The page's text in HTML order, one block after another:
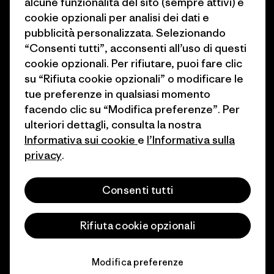
Come finanziamo
Buoni regalo
Trova un negozio
Programma di affiliazione
Patagonia Svizzera Mappa del
sito
© 2026 Patagonia, Inc. All Rights Reserved.
italiano
cookie opzionali per analisi dei dati e
pubblicità personalizzata. Selezionando
“Consenti tutti”, acconsenti all’uso di questi
cookie opzionali. Per rifiutare, puoi fare clic
su “Rifiuta cookie opzionali” o modificare le
tue preferenze in qualsiasi momento
facendo clic su “Modifica preferenze”. Per
ulteriori dettagli, consulta la nostra
Informativa sui cookie e l’Informativa sulla
privacy.
Consenti tutti
Rifiuta cookie opzionali
Modifica preferenze